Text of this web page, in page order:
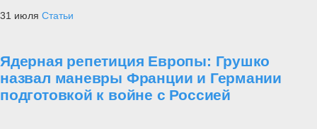
31 июля Статьи
Ядерная репетиция Европы: Грушко
назвал маневры Франции и Германии
подготовкой к войне с Россией